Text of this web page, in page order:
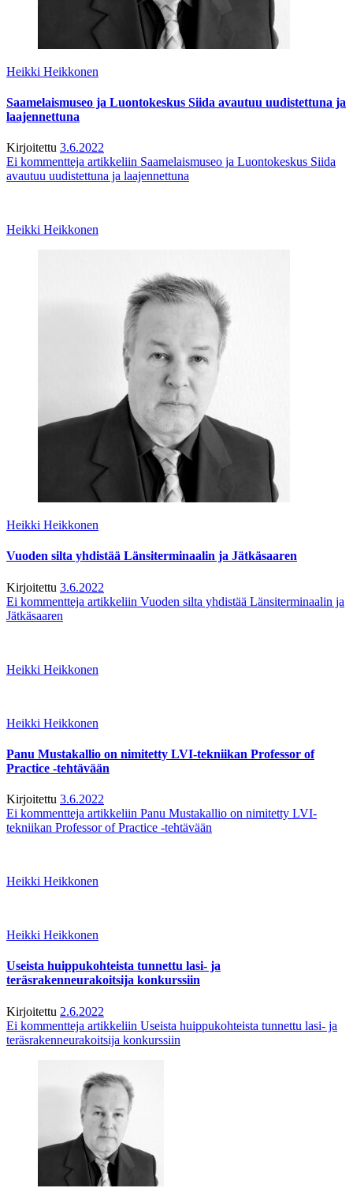
Heikki Heikkonen
Saamelaismuseo ja Luontokeskus Siida avautuu uudistettuna ja
laajennettuna
Kirjoitettu 3.6.2022
Ei kommentteja artikkeliin Saamelaismuseo ja Luontokeskus Siida
avautuu uudistettuna ja laajennettuna
Heikki Heikkonen
Heikki Heikkonen
Vuoden silta yhdistää Länsiterminaalin ja Jätkäsaaren
Kirjoitettu 3.6.2022
Ei kommentteja artikkeliin Vuoden silta yhdistää Länsiterminaalin ja
Jätkäsaaren
Heikki Heikkonen
Heikki Heikkonen
Panu Mustakallio on nimitetty LVI-tekniikan Professor of
Practice -tehtävään
Kirjoitettu 3.6.2022
Ei kommentteja artikkeliin Panu Mustakallio on nimitetty LVI-
tekniikan Professor of Practice -tehtävään
Heikki Heikkonen
Heikki Heikkonen
Useista huippukohteista tunnettu lasi- ja
teräsrakenneurakoitsija konkurssiin
Kirjoitettu 2.6.2022
Ei kommentteja artikkeliin Useista huippukohteista tunnettu lasi- ja
teräsrakenneurakoitsija konkurssiin